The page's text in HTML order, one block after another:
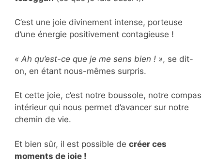
C’est une joie divinement intense, porteuse
d’une énergie positivement contagieuse !
« Ah qu’est-ce que je me sens bien ! », se dit-
on, en étant nous-mêmes surpris.
Et cette joie, c’est notre boussole, notre compas
intérieur qui nous permet d’avancer sur notre
chemin de vie.
Et bien sûr, il est possible de créer ces
moments de joie !